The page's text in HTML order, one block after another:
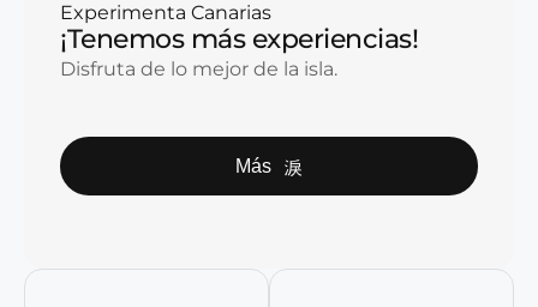
Experimenta Canarias
¡Tenemos más experiencias!
Disfruta de lo mejor de la isla.
Más